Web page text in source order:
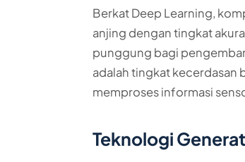
Berkat Deep Learning,
anjing dengan tingkat
punggung bagi
adalah tingkat kecerdasan
memproses informasi
Teknologi